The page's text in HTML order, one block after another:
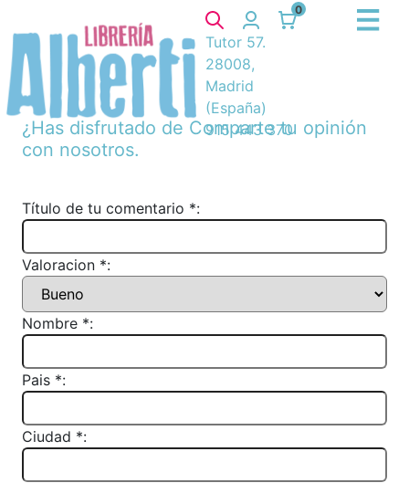
0
Tutor 57.
28008,
Madrid
(España)
915 443 370
¿Has disfrutado de Comparte tu opinión
con nosotros.
Título de tu comentario *:
Valoracion *:
Nombre *:
Pais *:
Ciudad *: